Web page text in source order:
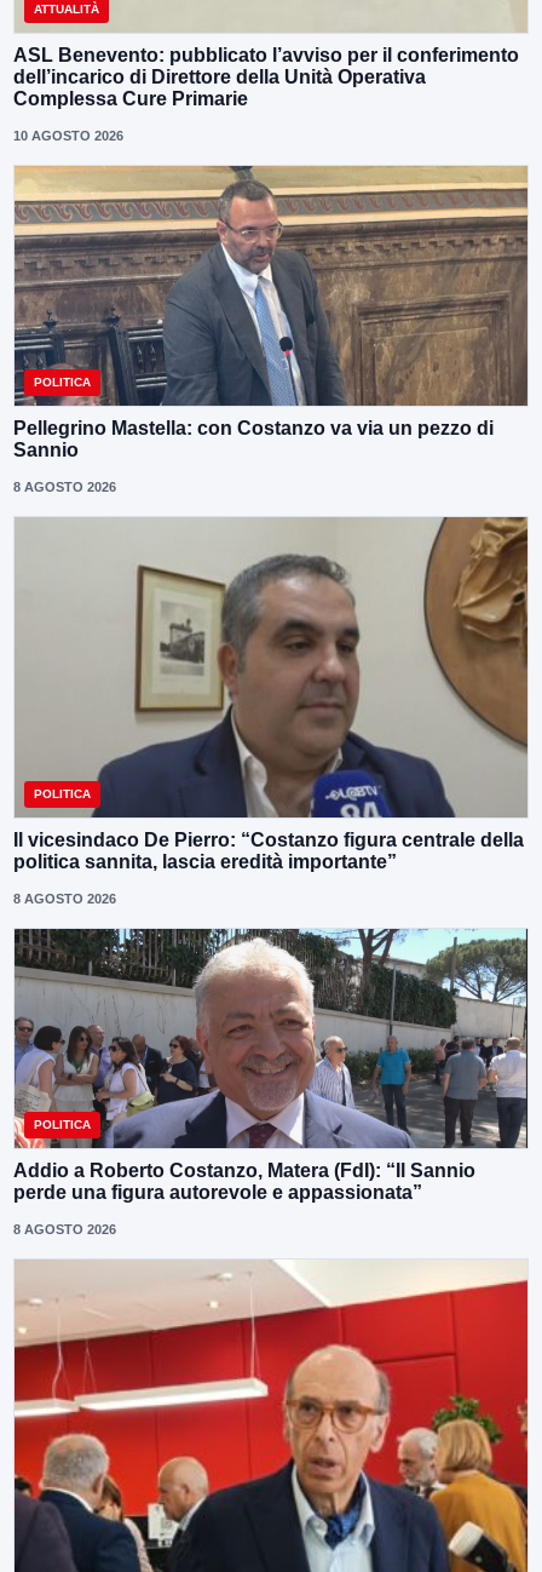
ATTUALITÀ
ASL Benevento: pubblicato l’avviso per il conferimento
dell’incarico di Direttore della Unità Operativa
Complessa Cure Primarie
10 AGOSTO 2026
POLITICA
Pellegrino Mastella: con Costanzo va via un pezzo di
Sannio
8 AGOSTO 2026
POLITICA
Il vicesindaco De Pierro: “Costanzo figura centrale della
politica sannita, lascia eredità importante”
8 AGOSTO 2026
POLITICA
Addio a Roberto Costanzo, Matera (FdI): “Il Sannio
perde una figura autorevole e appassionata”
8 AGOSTO 2026